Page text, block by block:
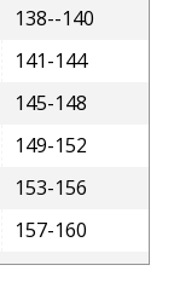
138--140
141-144
145-148
149-152
153-156
157-160